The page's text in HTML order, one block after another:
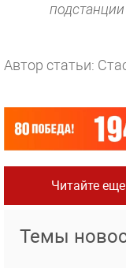
Автор статьи:
Читайте
Темы